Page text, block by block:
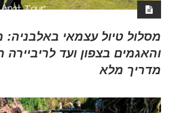
מסלול טיול עצמאי באלבניה:
והאגמים בצפון ועד לריביירה
מדריך מלא